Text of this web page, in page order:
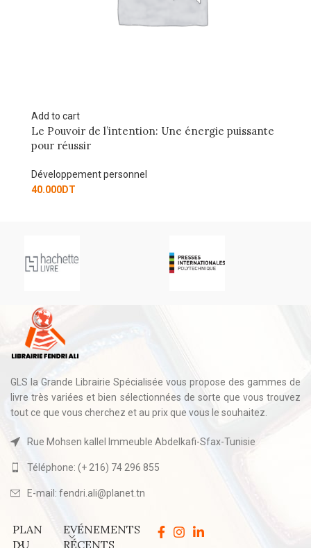
Une énergie puissante AL AAMEL ACHIARIYA
GLS la Grande Librairie Spécialisée vous propose des gammes de
livre très variées et bien sélectionnées de sorte que vous trouvez
tout ce que vous cherchez et au prix que vous le souhaitez.
Rue Mohsen kallel Immeuble Abdelkafi-Sfax-Tunisie
Téléphone: (+ 216) 74 296 855
E-mail: fendri.ali@planet.tn
PLAN
DU
EVÉNEMENTS
RÉCENTS